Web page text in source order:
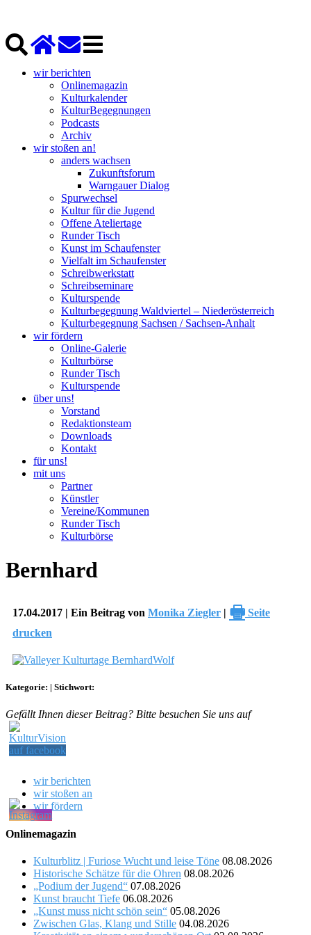
wir berichten
Onlinemagazin
Kulturkalender
KulturBegegnungen
Podcasts
Archiv
wir stoßen an!
anders wachsen
Zukunftsforum
Warngauer Dialog
Spurwechsel
Kultur für die Jugend
Offene Ateliertage
Runder Tisch
Kunst im Schaufenster
Vielfalt im Schaufenster
Schreibwerkstatt
Schreibseminare
Kulturspende
Kulturbegegnung Waldviertel – Niederösterreich
Kulturbegegnung Sachsen / Sachsen-Anhalt
wir fördern
Online-Galerie
Kulturbörse
Runder Tisch
Kulturspende
über uns!
Vorstand
Redaktionsteam
Downloads
Kontakt
für uns!
mit uns
Partner
Künstler
Vereine/Kommunen
Runder Tisch
Kulturbörse
Bernhard
17.04.2017 | Ein Beitrag von Monika Ziegler | 🖶 Seite
drucken
Kategorie: | Stichwort:
Gefällt Ihnen dieser Beitrag? Bitte besuchen Sie uns auf
wir berichten
wir stoßen an
wir fördern
Onlinemagazin
Kulturblitz | Furiose Wucht und leise Töne 08.08.2026
Historische Schätze für die Ohren 08.08.2026
„Podium der Jugend“ 07.08.2026
Kunst braucht Tiefe 06.08.2026
„Kunst muss nicht schön sein“ 05.08.2026
Zwischen Glas, Klang und Stille 04.08.2026